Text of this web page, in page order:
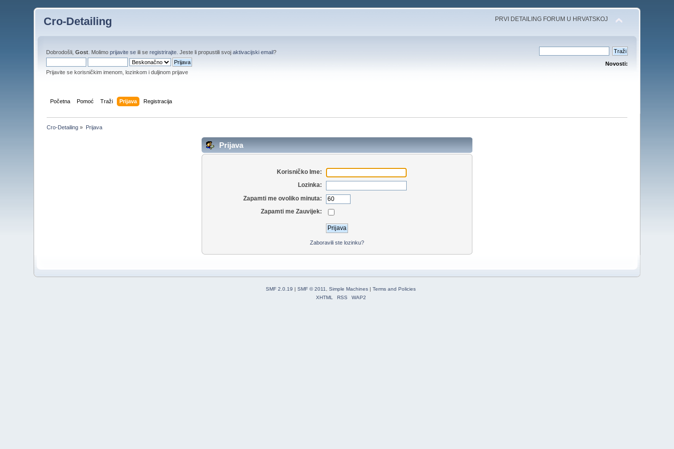
Cro-Detailing PRVI DETAILING FORUM U HRVATSKOJ
Dobrodošli,Gost . Molimoprijavite se ili seregistrirajte . Jeste li propustili svojaktivacijski email?
Prijavite se korisničkim imenom, lozinkom i duljinom prijave
Novosti:
Početna Pomoć Traži Prijava Registracija
Cro-Detailing » Prijava
Prijava
Korisničko Ime:
Lozinka:
Zapamti me ovoliko minuta:
Zapamti me Zauvijek:
Zaboravili ste lozinku?
SMF 2.0.19 SMF © 2011, Simple Machines
Terms and Policies
XHTML
RSS WAP2